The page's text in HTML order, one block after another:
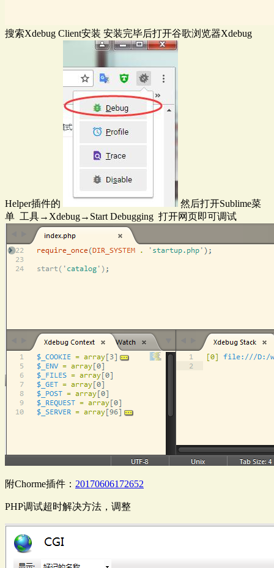
搜索Xdebug Client安装 安装完毕后打开谷歌浏览器Xdebug
Helper插件的
然后打开Sublime菜
单 工具→Xdebug→Start Debugging 打开网页即可调试
附Chorme插件： 20170606172652
PHP调试超时解决方法，调整